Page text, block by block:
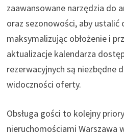
zaawansowane narzędzia do
oraz sezonowości, aby ustalić
maksymalizując obłożenie i
aktualizacje kalendarza
rezerwacyjnych są niezbędne
widoczności oferty.
Obsługa gości to kolejny
nieruchomościami Warszawa